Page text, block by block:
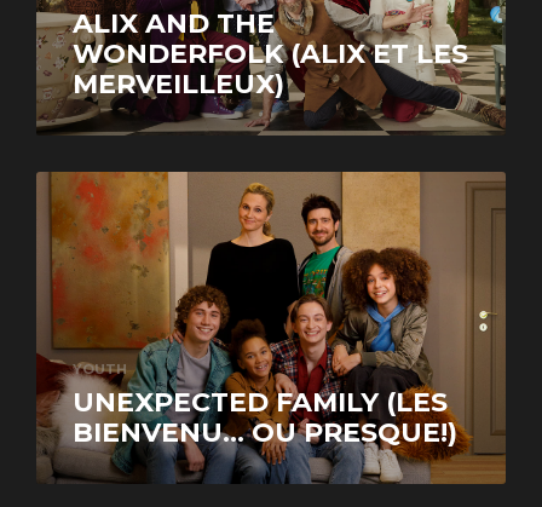
ALIX AND THE
WONDERFOLK (ALIX ET LES
MERVEILLEUX)
YOUTH
UNEXPECTED FAMILY (LES
BIENVENU... OU PRESQUE!)